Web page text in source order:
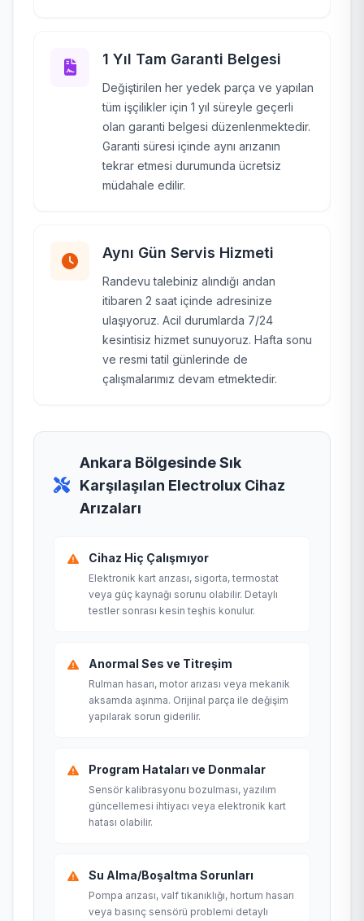
1 Yıl Tam Garanti Belgesi
Değiştirilen her yedek parça ve yapılan
tüm işçilikler için 1 yıl süreyle geçerli
olan garanti belgesi düzenlenmektedir.
Garanti süresi içinde aynı arızanın
tekrar etmesi durumunda ücretsiz
müdahale edilir.
Aynı Gün Servis Hizmeti
Randevu talebiniz alındığı andan
itibaren 2 saat içinde adresinize
ulaşıyoruz. Acil durumlarda 7/24
kesintisiz hizmet sunuyoruz. Hafta sonu
ve resmi tatil günlerinde de
çalışmalarımız devam etmektedir.
Ankara Bölgesinde Sık
Karşılaşılan Electrolux Cihaz
Arızaları
Cihaz Hiç Çalışmıyor
Elektronik kart arızası, sigorta, termostat
veya güç kaynağı sorunu olabilir. Detaylı
testler sonrası kesin teşhis konulur.
Anormal Ses ve Titreşim
Rulman hasarı, motor arızası veya mekanik
aksamda aşınma. Orijinal parça ile değişim
yapılarak sorun giderilir.
Program Hataları ve Donmalar
Sensör kalibrasyonu bozulması, yazılım
güncellemesi ihtiyacı veya elektronik kart
hatası olabilir.
Su Alma/Boşaltma Sorunları
Pompa arızası, valf tıkanıklığı, hortum hasarı
veya basınç sensörü problemi detaylı